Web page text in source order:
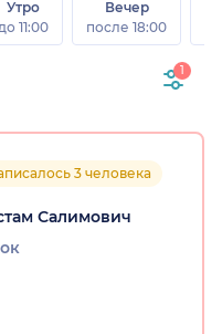
Утро
11:00
Вечер
после 18:00
1
3 человека
Салимович